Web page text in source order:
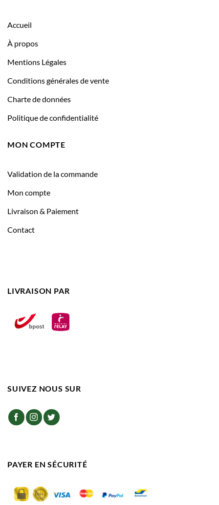
Accueil
À propos
Mentions Légales
Conditions générales de vente
Charte de données
Politique de confidentialité
MON COMPTE
Validation de la commande
Mon compte
Livraison & Paiement
Contact
LIVRAISON PAR
SUIVEZ NOUS SUR
PAYER EN SÉCURITÉ